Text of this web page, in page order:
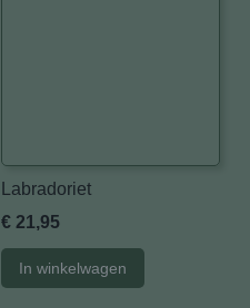
Labradoriet
€ 21,95
In winkelwagen